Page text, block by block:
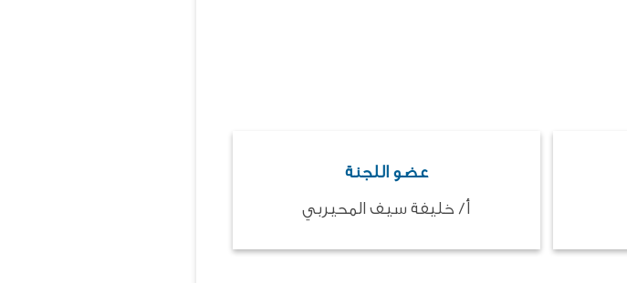
عضو اللجنة
أ/ خليفة سيف المحيربي